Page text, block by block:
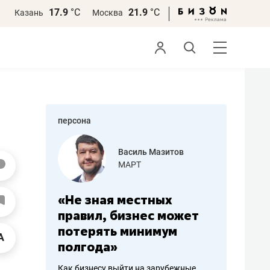
Казань 17.9 °С Москва 21.9 °С
персона
работа
Василь Мазитов
МАРТ
«Не зная местных
правил, бизнес может
потерять минимум
полгода»